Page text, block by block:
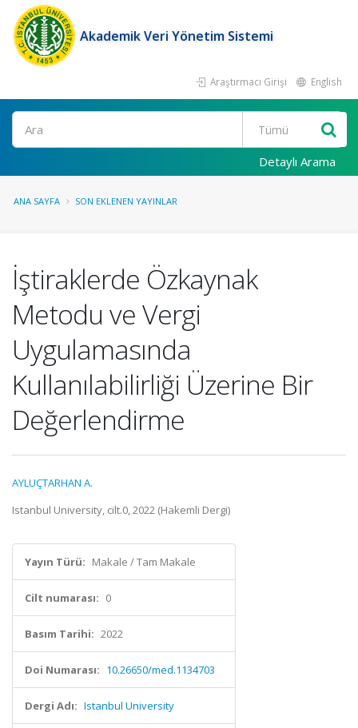
Akademik Veri Yönetim Sistemi
Araştırmacı Girişi English
Ara
Detaylı Arama
ANA SAYFA SON EKLENEN YAYINLAR
İştiraklerde Özkaynak
Metodu ve Vergi
Uygulamasında
Kullanılabilirliği Üzerine Bir
Değerlendirme
AYLUÇTARHAN A.
Istanbul University, cilt.0, 2022 (Hakemli Dergi)
Yayın Türü: Makale / Tam Makale
Cilt numarası: 0
Basım Tarihi: 2022
Doi Numarası: 10.26650/med.1134703
Dergi Adı: Istanbul University